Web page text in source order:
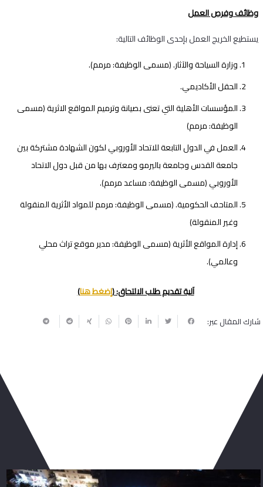
وظائف وفرص العمل
يستطيع الخريج العمل بإحدى الوظائف التالية:
وزارة السياحة والآثار. (مسمى الوظيفة: مرمم).
الحقل الأكاديمي.
المؤسسات الأهلية التي تعنى بصيانة وترميم المواقع الاثرية (مسمى
الوظيفة: مرمم)
العمل في الدول التابعة للاتحاد الأوروبي لكون الشهادة مشتركة بين
جامعة القدس وجامعة باليرمو ومعترف بها من قبل دول الاتحاد
الأوروبي (مسمى الوظيفة: مساعد مرمم).
المتاحف الحكومية. (مسمى الوظيفة: مرمم للمواد الأثرية المنقولة
وغير المنقولة)
إدارة المواقع الأثرية (مسمى الوظيفة: مدير موقع تراث محلي
وعالمي).
آلية تقديم طلب الالتحاق: (إضغط هنا)
شارك المقال عبر: